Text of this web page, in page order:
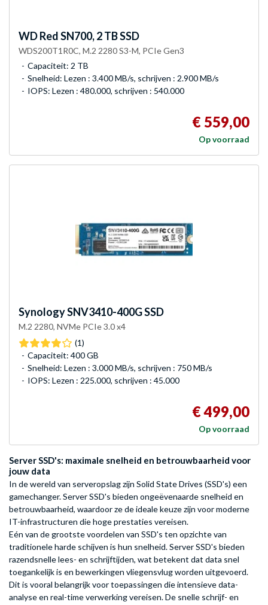
WDRed SN700, 2 TB SSD
WDS200T1R0C, M.2 2280 S3-M, PCIe Gen3
Capaciteit: 2 TB
Snelheid: Lezen : 3.400 MB/s, schrijven : 2.900 MB/s
IOPS: Lezen : 480.000, schrijven : 540.000
€ 559,00
Op voorraad
SynologySNV3410-400G SSD
M.2 2280, NVMe PCIe 3.0 x4
(1)
Capaciteit: 400 GB
Snelheid: Lezen : 3.000 MB/s, schrijven : 750 MB/s
IOPS: Lezen : 225.000, schrijven : 45.000
€ 499,00
Op voorraad
Server SSD's: maximale snelheid en betrouwbaarheid voor
jouw data
In de wereld van serveropslag zijn Solid State Drives (SSD's) een
gamechanger. Server SSD's bieden ongeëvenaarde snelheid en
betrouwbaarheid, waardoor ze de ideale keuze zijn voor moderne
IT-infrastructuren die hoge prestaties vereisen.
Eén van de grootste voordelen van SSD's ten opzichte van
traditionele harde schijven is hun snelheid. Server SSD's bieden
razendsnelle lees- en schrijftijden, wat betekent dat data snel
toegankelijk is en bewerkingen vliegensvlug worden uitgevoerd.
Dit is vooral belangrijk voor toepassingen die intensieve data-
analyse en real-time verwerking vereisen. De snelle schrijf- en